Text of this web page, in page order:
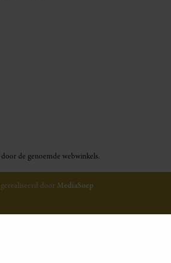
de genoemde webwinkels.
door MediaSoep